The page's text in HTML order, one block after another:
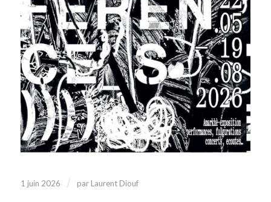
1 juin 2026 / par Laurent Diouf